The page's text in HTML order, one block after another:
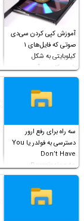
آموزش کپی کردن سی‌دی
صوتی که فایل‌های ۱
کیلوبایتی به شکل
شورت‌کات در آن موجود
است!
سه راه برای رفع ارور
دسترسی به فولدر یا You
Don’t Have
Permission to
Access this folder